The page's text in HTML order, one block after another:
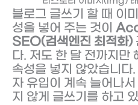
블로그 글쓰기 할 때 이
성을 넣어 주는 것이
SEO(검색엔진 최적화)
다. 저도 한 달 전까지
속성을 넣지 않았습니다
자 유입이 계속 늘어나
지 않게 글쓰기를 하고